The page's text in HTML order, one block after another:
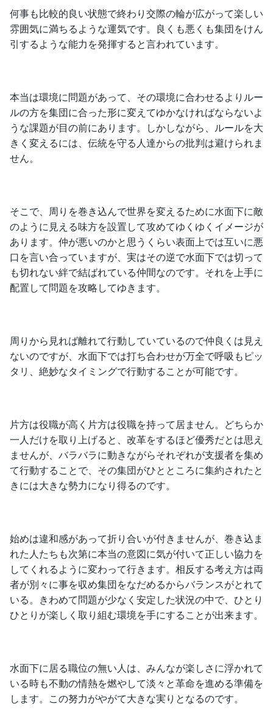
何事も比較的良い状態で終わり交際の輪が広がって楽しい
雰囲気に満ちるような運気です。良くも悪くも集団をけん
引するような能力を発揮すると言われています。
本当は環境に問題があって、その環境に合わせるよりルー
ルの方を集団に合った形に変えてゆかなければならないよ
うな課題が目の前にあります。しかしながら、ルールを大
きく変えるには、伝統を守る人達からの批判は避けられま
せん。
そこで、周りを巻き込んで世界を変えるために水面下に敵
のように見える味方を設置して攻めてゆくゆくイメージが
あります。仲が悪いのかと思うくらい表面上では互いに悪
口を言い合っていますが、実はその逆で水面下では切って
も切れない絆で結ばれている仲間なのです。それを上手に
配置して問題を攻略してゆきます。
周りから見れば離れて行動していているので仲良くは見え
ないのですが、水面下では打ち合わせが万全で呼吸もピッ
タリ、絶妙なタイミングで行動することが可能です。
片方は役職が高く片方は役職を持って居ません。どちらか
一人だけを取り上げると、改革をするほど優秀だとは思え
ませんが、バラバラに動きながらそれぞれが支援者を集め
て行動することで、その集団がひとところに集約されたと
きには大きな勢力になり得るのです。
始めは違和感があって折り合いが付きませんが、巻き込ま
れた人たちも次第に本当の意図に気が付いて正しい協力を
してくれるように変わって行きます。相反する考え方は両
者が別々に事を収め集団をなだめるからバランスがとれて
いる。きわめて問題が少なく安定した状況の中で、ひとり
ひとりが楽しく取り組む環境を手にすることが出来ます。
水面下に居る職位の無い人は、みんなが楽しさに浮かれて
いる時も不動の情熱を燃やして淡々と革命を進める準備を
します。この努力がやがて大きな実りとなるのです。